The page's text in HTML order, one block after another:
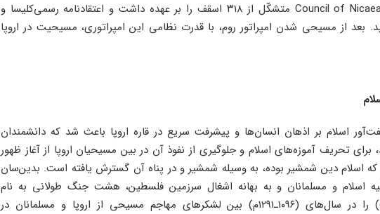
۳۲۵ ریاست «شورای نیقیه» Council of Nicaea متشکّل از ۳۱۸ اسقف را بر عهده داشت و اعتقادنامه رسمی‌کلیسا و
از مسیحی شدن امپراتور روم، با قدرت نظامی این امپراتوری، مسیحیت در اروپا
اسلام بر اذهان انسان‌ها و پیشرفت سریع در قاره اروپا باعث شد که دانشمندان
برای تحریف آموزه‌های اسلام و جلوگیری از نفوذ آن در بین مسیحیان اروپا از آغاز ظهور
که اسلام دین شمشیر بوده، به وسیله شمشیر و در پناه آن گسترش یافته است. بدین‌سان
اسلام و مسلمانان و به بهانه اشغال سرزمین فلسطین، هشت جنگ طولانی به نام
جنگ‌های صلیبی (crusades) را در سال‌های (۱۰۹۶ـ۱۲۹۱م) بین لشکرهای مهاجم مسیحی از اروپا و مسلمانان در